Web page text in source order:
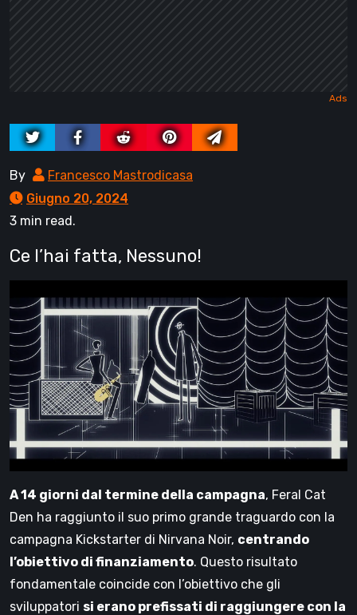
By
Francesco Mastrodicasa
Giugno 20, 2024
3 min read.
Ce l’hai fatta, Nessuno!
A 14 giorni dal termine della campagna, Feral Cat
Den ha raggiunto il suo primo grande traguardo con la
campagna Kickstarter di Nirvana Noir, centrando
l’obiettivo di finanziamento. Questo risultato
fondamentale coincide con l’obiettivo che gli
sviluppatori si erano prefissati di raggiungere con la